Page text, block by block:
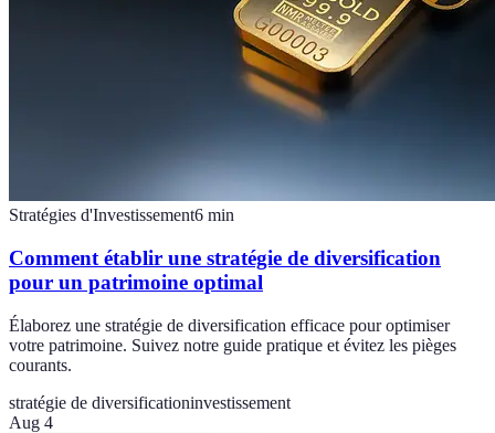
Stratégies d'Investissement6 min
Comment établir une stratégie de diversification
pour un patrimoine optimal
Élaborez une stratégie de diversification efficace pour optimiser
votre patrimoine. Suivez notre guide pratique et évitez les pièges
courants.
stratégie de diversificationinvestissement
Aug 4